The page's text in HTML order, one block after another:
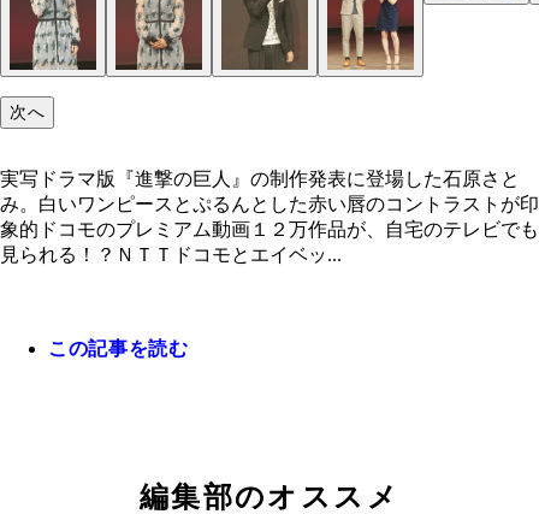
ラストが印象的
左から、水崎綾女、平岡祐太、石原さとみ、桜庭
み、渡部秀、武田梨奈。平岡を除いた全員が実写
次へ
実写ドラマ版『進撃の巨人』の制作発表に登場した石原さと
み。白いワンピースとぷるんとした赤い唇のコントラストが印
象的ドコモのプレミアム動画１２万作品が、自宅のテレビでも
見られる！？ＮＴＴドコモとエイベッ...
この記事を読む
編集部のオススメ